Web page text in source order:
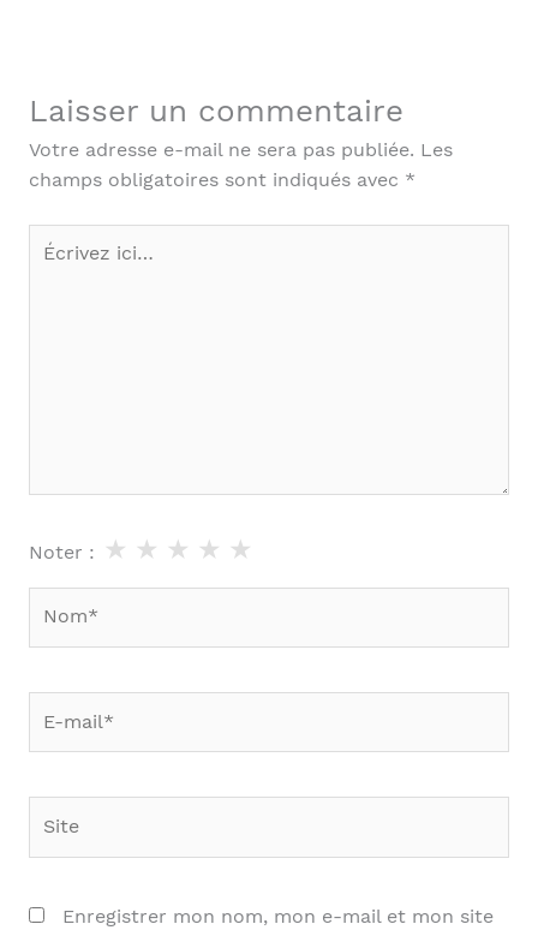
Laisser un commentaire
Votre adresse e-mail ne sera pas publiée. Les
champs obligatoires sont indiqués avec *
Écrivez
Noter : ★
★
★
★
★
mail*
Enregistrer mon nom, mon e-mail et mon site